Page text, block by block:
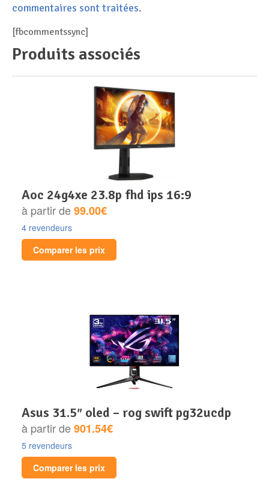
commentaires sont traitées.
[fbcommentssync]
Produits associés
aoc 24g4xe 23.8p fhd ips 16:9
à partir de99.00€
4 revendeurs
Comparer les prix
asus 31.5″ oled – rog swift pg32ucdp
à partir de901.54€
5 revendeurs
Comparer les prix